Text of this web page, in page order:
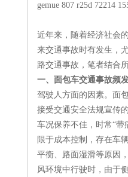
gemue 807 r25d 72214
近年来，随着经济社会
来交通事故时有发生，
路交通事故，笔者结合
一、面包车交通事故频
驾驶人方面的因素。面
接受交通安全法规宣传
车况保养不佳，时常“
限于成本控制，存在车
平衡、路面湿滑等原因
风环境中行驶时，由于